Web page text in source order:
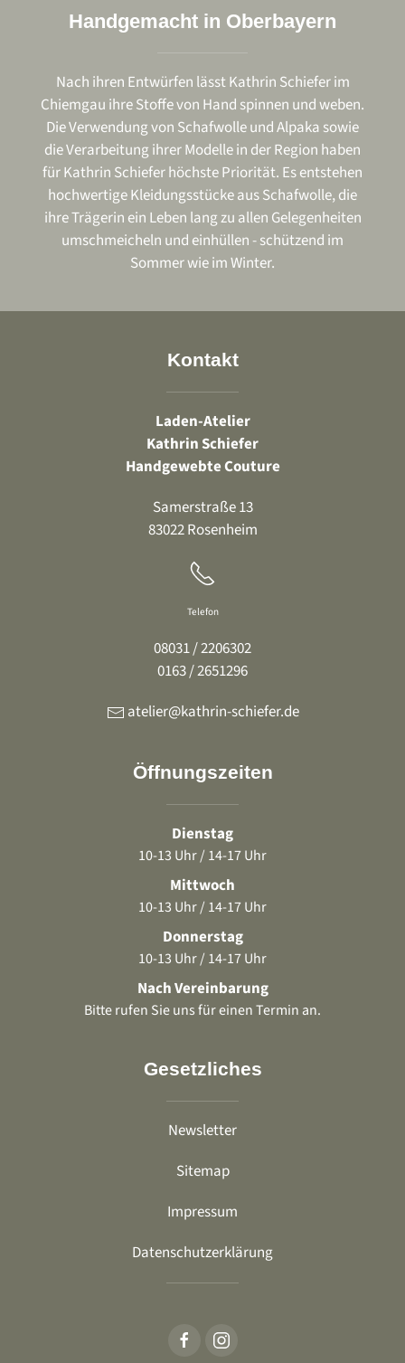
Handgemacht in Oberbayern
Nach ihren Entwürfen lässt Kathrin Schiefer im
Chiemgau ihre Stoffe von Hand spinnen und weben.
Die Verwendung von Schafwolle und Alpaka sowie
die Verarbeitung ihrer Modelle in der Region haben
für Kathrin Schiefer höchste Priorität. Es entstehen
hochwertige Kleidungsstücke aus Schafwolle, die
ihre Trägerin ein Leben lang zu allen Gelegenheiten
umschmeicheln und einhüllen - schützend im
Sommer wie im Winter.
Kontakt
Laden-Atelier
Kathrin Schiefer
Handgewebte Couture
Samerstraße 13
83022 Rosenheim
Telefon
08031 / 2206302
0163 / 2651296
atelier@kathrin-schiefer.de
Öffnungszeiten
Dienstag
10-13 Uhr / 14-17 Uhr
Mittwoch
10-13 Uhr / 14-17 Uhr
Donnerstag
10-13 Uhr / 14-17 Uhr
Nach Vereinbarung
Bitte rufen Sie uns für einen Termin an.
Gesetzliches
Newsletter
Sitemap
Impressum
Datenschutzerklärung